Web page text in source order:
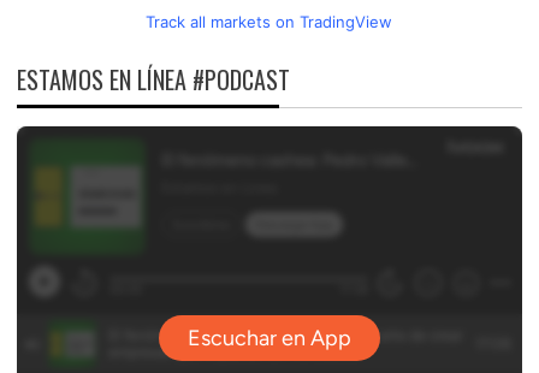
Track all markets on TradingView
ESTAMOS EN LÍNEA #PODCAST